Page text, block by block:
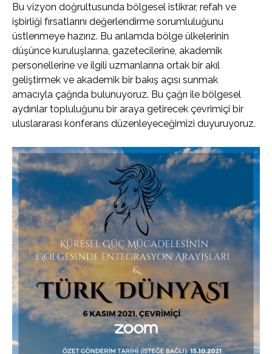
Bu vizyon doğrultusunda bölgesel istikrar, refah ve
işbirliği fırsatlarını değerlendirme sorumluluğunu
üstlenmeye hazırız. Bu anlamda bölge ülkelerinin
düşünce kuruluşlarına, gazetecilerine, akademik
personellerine ve ilgili uzmanlarına ortak bir akıl
geliştirmek ve akademik bir bakış açısı sunmak
amacıyla çağrıda bulunuyoruz. Bu çağrı ile bölgesel
aydınlar topluluğunu bir araya getirecek çevrimiçi bir
uluslararası konferans düzenleyeceğimizi duyuruyoruz.